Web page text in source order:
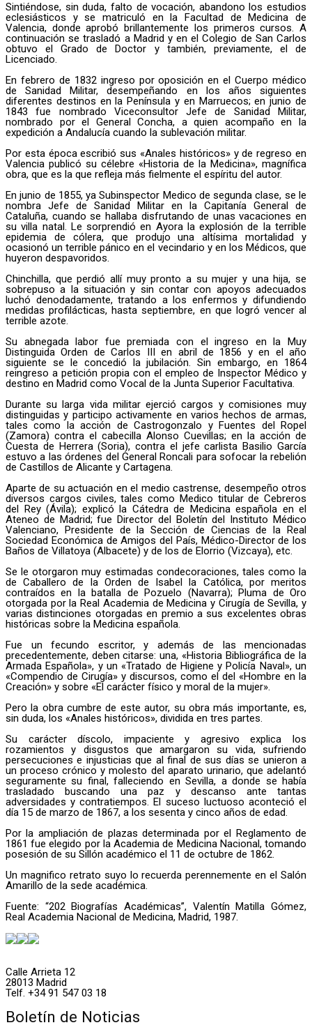
Sintiéndose, sin duda, falto de vocación, abandono los estudios
eclesiásticos y se matriculó en la Facultad de Medicina de
Valencia, donde aprobó brillantemente los primeros cursos. A
continuación se trasladó a Madrid y en el Colegio de San Carlos
obtuvo el Grado de Doctor y también, previamente, el de
Licenciado.
En febrero de 1832 ingreso por oposición en el Cuerpo médico
de Sanidad Militar, desempeñando en los años siguientes
diferentes destinos en la Península y en Marruecos; en junio de
1843 fue nombrado Viceconsultor Jefe de Sanidad Militar,
nombrado por el General Concha, a quien acompaño en la
expedición a Andalucía cuando la sublevación militar.
Por esta época escribió sus «Anales históricos» y de regreso en
Valencia publicó su célebre «Historia de la Medicina», magnífica
obra, que es la que refleja más fielmente el espíritu del autor.
En junio de 1855, ya Subinspector Medico de segunda clase, se le
nombra Jefe de Sanidad Militar en la Capitanía General de
Cataluña, cuando se hallaba disfrutando de unas vacaciones en
su villa natal. Le sorprendió en Ayora la explosión de la terrible
epidemia de cólera, que produjo una altísima mortalidad y
ocasionó un terrible pánico en el vecindario y en los Médicos, que
huyeron despavoridos.
Chinchilla, que perdió allí muy pronto a su mujer y una hija, se
sobrepuso a la situación y sin contar con apoyos adecuados
luchó denodadamente, tratando a los enfermos y difundiendo
medidas profilácticas, hasta septiembre, en que logró vencer al
terrible azote.
Su abnegada labor fue premiada con el ingreso en la Muy
Distinguida Orden de Carlos III en abril de 1856 y en el año
siguiente se le concedió la jubilación. Sin embargo, en 1864
reingreso a petición propia con el empleo de Inspector Médico y
destino en Madrid como Vocal de la Junta Superior Facultativa.
Durante su larga vida militar ejerció cargos y comisiones muy
distinguidas y participo activamente en varios hechos de armas,
tales como la acción de Castrogonzalo y Fuentes del Ropel
(Zamora) contra el cabecilla Alonso Cuevillas; en la acción de
Cuesta de Herrera (Soria), contra el jefe carlista Basilio García
estuvo a las órdenes del General Roncali para sofocar la rebelión
de Castillos de Alicante y Cartagena.
Aparte de su actuación en el medio castrense, desempeño otros
diversos cargos civiles, tales como Medico titular de Cebreros
del Rey (Ávila); explicó la Cátedra de Medicina española en el
Ateneo de Madrid; fue Director del Boletín del Instituto Médico
Valenciano, Presidente de la Sección de Ciencias de la Real
Sociedad Económica de Amigos del País, Médico-Director de los
Baños de Villatoya (Albacete) y de los de Elorrio (Vizcaya), etc.
Se le otorgaron muy estimadas condecoraciones, tales como la
de Caballero de la Orden de Isabel la Católica, por meritos
contraídos en la batalla de Pozuelo (Navarra); Pluma de Oro
otorgada por la Real Academia de Medicina y Cirugía de Sevilla, y
varias distinciones otorgadas en premio a sus excelentes obras
históricas sobre la Medicina española.
Fue un fecundo escritor, y además de las mencionadas
precedentemente, deben citarse: una, «Historia Bibliográfica de la
Armada Española», y un «Tratado de Higiene y Policía Naval», un
«Compendio de Cirugía» y discursos, como el del «Hombre en la
Creación» y sobre «El carácter físico y moral de la mujer».
Pero la obra cumbre de este autor, su obra más importante, es,
sin duda, los «Anales históricos», dividida en tres partes.
Su carácter díscolo, impaciente y agresivo explica los
rozamientos y disgustos que amargaron su vida, sufriendo
persecuciones e injusticias que al final de sus días se unieron a
un proceso crónico y molesto del aparato urinario, que adelantó
seguramente su final, falleciendo en Sevilla, a donde se había
trasladado buscando una paz y descanso ante tantas
adversidades y contratiempos. El suceso luctuoso aconteció el
día 15 de marzo de 1867, a los sesenta y cinco años de edad.
Por la ampliación de plazas determinada por el Reglamento de
1861 fue elegido por la Academia de Medicina Nacional, tomando
posesión de su Sillón académico el 11 de octubre de 1862.
Un magnifico retrato suyo lo recuerda perennemente en el Salón
Amarillo de la sede académica.
Fuente: “202 Biografías Académicas”, Valentín Matilla Gómez,
Real Academia Nacional de Medicina, Madrid, 1987.
Calle Arrieta 12
28013 Madrid
Telf. +34 91 547 03 18
Boletín de Noticias